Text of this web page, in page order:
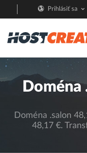
Prihlásiť sa
Doména .salon
48,17 €.